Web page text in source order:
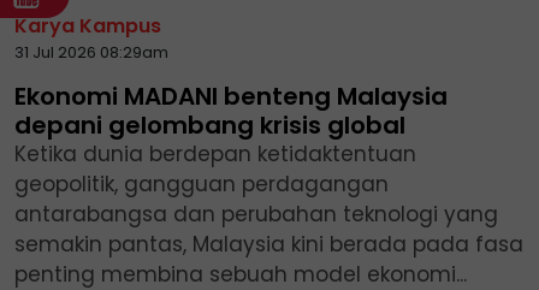
Karya Kampus
31 Jul 2026 08:29am
Ekonomi MADANI benteng Malaysia
depani gelombang krisis global
Ketika dunia berdepan ketidaktentuan
geopolitik, gangguan perdagangan
antarabangsa dan perubahan teknologi yang
semakin pantas, Malaysia kini berada pada fasa
penting membina sebuah model ekonomi...